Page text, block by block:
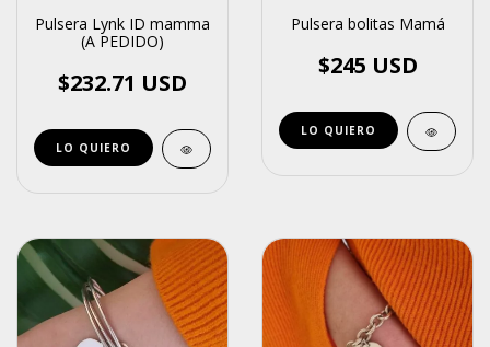
Pulsera Lynk ID mamma
(A PEDIDO)
$232.71 USD
Pulsera bolitas Mamá
$245 USD